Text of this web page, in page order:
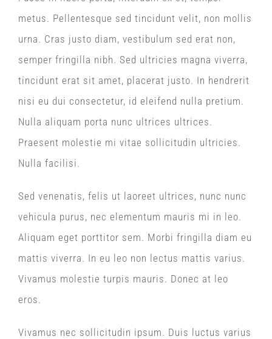
metus. Pellentesque sed tincidunt velit, non mollis
urna. Cras justo diam, vestibulum sed erat non,
semper fringilla nibh. Sed ultricies magna viverra,
tincidunt erat sit amet, placerat justo. In hendrerit
nisi eu dui consectetur, id eleifend nulla pretium.
Nulla aliquam porta nunc ultrices ultrices.
Praesent molestie mi vitae sollicitudin ultricies.
Nulla facilisi.
Sed venenatis, felis ut laoreet ultrices, nunc nunc
vehicula purus, nec elementum mauris mi in leo.
Aliquam eget porttitor sem. Morbi fringilla diam eu
mattis viverra. In eu leo non lectus mattis varius.
Vivamus molestie turpis mauris. Donec at leo
eros.
Vivamus nec sollicitudin ipsum. Duis luctus varius